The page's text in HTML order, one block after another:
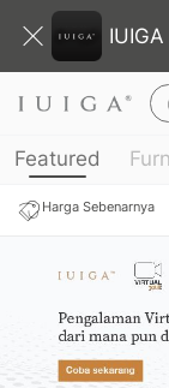
IUIGA
Featured
Harga Sebenarnya